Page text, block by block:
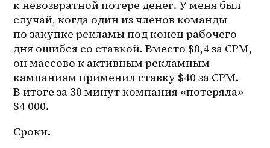
к невозвратной потере денег. У меня был
случай, когда один из членов команды
по закупке рекламы под конец рабочего
дня ошибся со ставкой. Вместо $0,4 за CPM,
он массово к активным рекламным
кампаниям применил ставку $40 за CPM.
В итоге за 30 минут компания «потеряла»
$4 000.
Сроки.